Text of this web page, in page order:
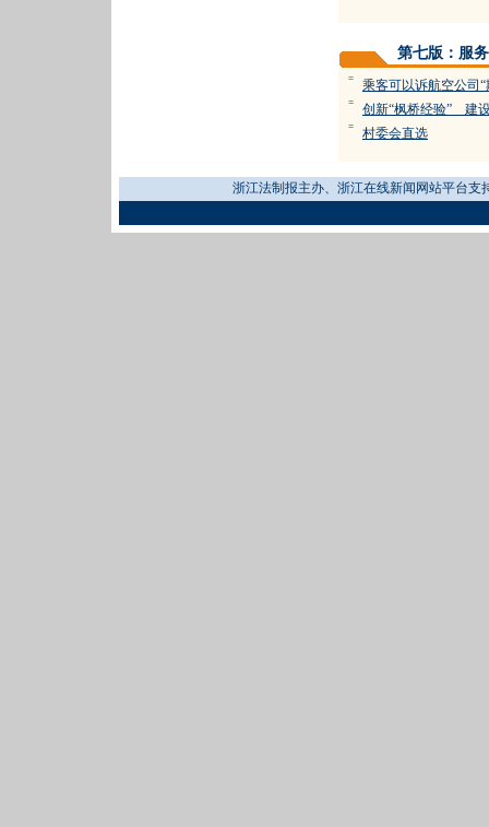
第七版：服务
= 乘客可以诉航空公司“
= 创新“枫桥经验” 建
= 村委会直选
浙江法制报主办、浙江在线新闻网站平台